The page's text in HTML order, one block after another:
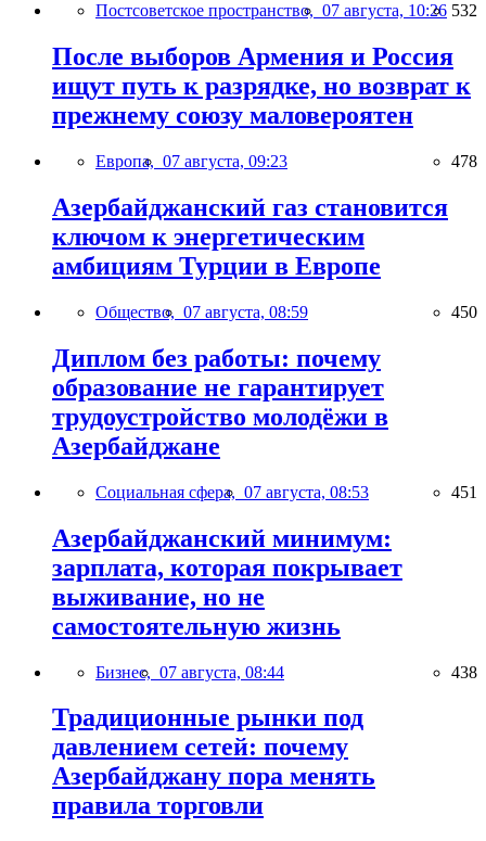
Постсоветское пространство, 07 августа, 10:26 532
После выборов Армения и Россия
ищут путь к разрядке, но возврат к
прежнему союзу маловероятен
Европа, 07 августа, 09:23 478
Азербайджанский газ становится
ключом к энергетическим
амбициям Турции в Европе
Общество, 07 августа, 08:59 450
Диплом без работы: почему
образование не гарантирует
трудоустройство молодёжи в
Азербайджане
Социальная сфера, 07 августа, 08:53 451
Азербайджанский минимум:
зарплата, которая покрывает
выживание, но не
самостоятельную жизнь
Бизнес, 07 августа, 08:44 438
Традиционные рынки под
давлением сетей: почему
Азербайджану пора менять
правила торговли